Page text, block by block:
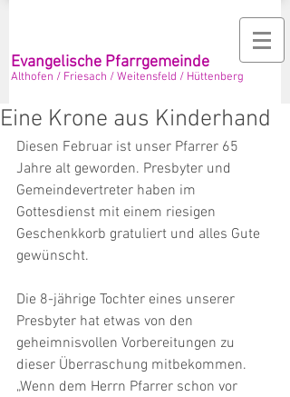
Evangelische Pfarrgemeinde
Althofen / Friesach / Weitensfeld / Hüttenberg
Eine Krone aus Kinderhand
Diesen Februar ist unser Pfarrer 65
Jahre alt geworden. Presbyter und
Gemeindevertreter haben im
Gottesdienst mit einem riesigen
Geschenkkorb gratuliert und alles Gute
gewünscht.
Die 8-jährige Tochter eines unserer
Presbyter hat etwas von den
geheimnisvollen Vorbereitungen zu
dieser Überraschung mitbekommen.
„Wenn dem Herrn Pfarrer schon vor